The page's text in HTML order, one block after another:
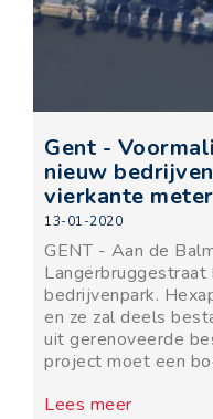
Gent -
nieuw
vierkante meter
13-01-2020
GENT - Aan de
bedrijvenpark.
en ze zal deels
uit gerenoveerde
project moet een
Lees meer